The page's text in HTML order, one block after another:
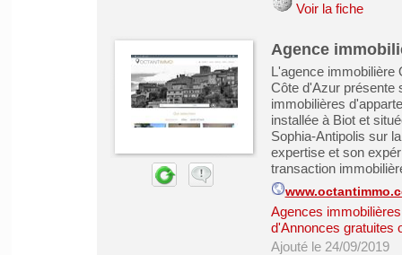
Voir la fiche
Agence
L'agence immobilière
Côte d'Azur présente
immobilières
installée à Biot et
Sophia-Antipolis sur
expertise et son
transaction
Agences
d'Annonces gratuites
Ajouté le 24/09/2019